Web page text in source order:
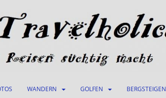
WANDERN GOLFEN BERGSTEIGEN